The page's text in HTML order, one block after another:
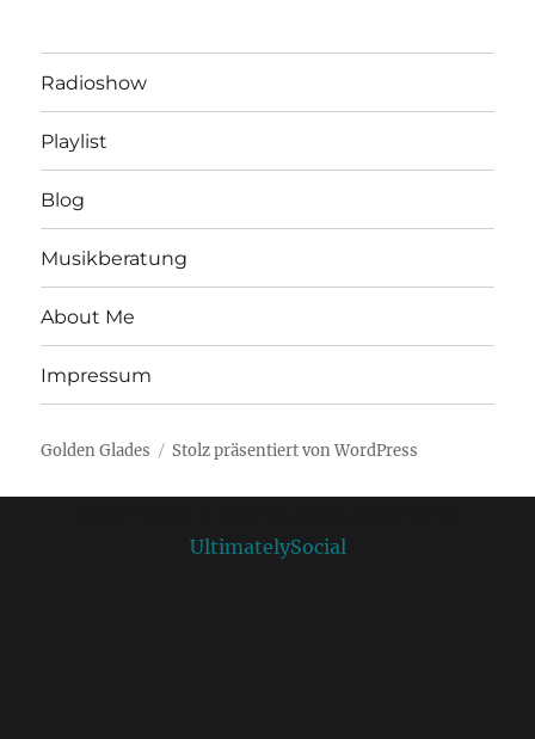
Radioshow
Playlist
Blog
Musikberatung
About Me
Impressum
Golden Glades Stolz präsentiert von WordPress
UltimatelySocial